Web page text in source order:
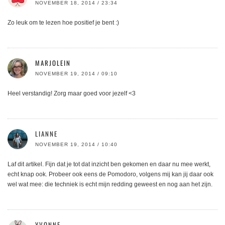
NOVEMBER 18, 2014 / 23:34
Zo leuk om te lezen hoe positief je bent :)
MARJOLEIN
NOVEMBER 19, 2014 / 09:10
Heel verstandig! Zorg maar goed voor jezelf <3
LIANNE
NOVEMBER 19, 2014 / 10:40
Laf dit artikel. Fijn dat je tot dat inzicht ben gekomen en daar nu mee werkt,
echt knap ook. Probeer ook eens de Pomodoro, volgens mij kan jij daar ook
wel wat mee: die techniek is echt mijn redding geweest en nog aan het zijn.